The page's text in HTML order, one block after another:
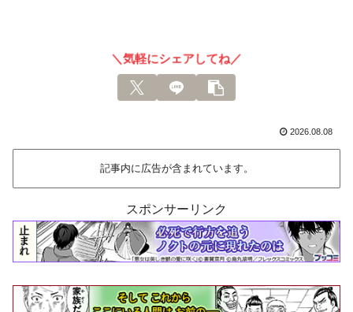
＼気軽にシェアしてね／
2026.08.08
記事内に広告が含まれています。
スポンサーリンク